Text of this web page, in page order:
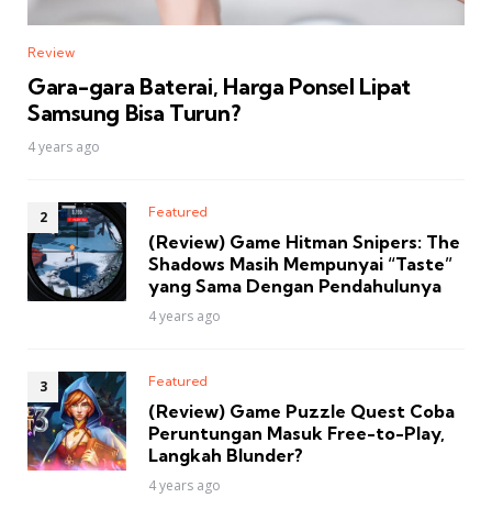
Review
Gara-gara Baterai, Harga Ponsel Lipat
Samsung Bisa Turun?
4 years ago
Featured
(Review) Game Hitman Snipers: The
Shadows Masih Mempunyai “Taste”
yang Sama Dengan Pendahulunya
4 years ago
Featured
(Review) Game Puzzle Quest Coba
Peruntungan Masuk Free-to-Play,
Langkah Blunder?
4 years ago